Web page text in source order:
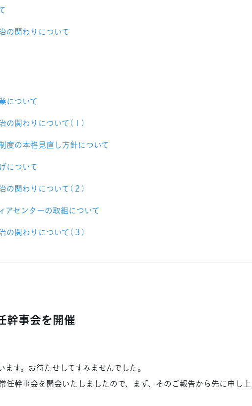
の関わりについて
について
関わりについて（１）
度の本格見直し方針について
について
関わりについて（２）
アセンターの取組について
関わりについて（３）
事会を開催
す。お待たせしてすみませんでした。
任幹事会を開会いたしましたので、まず、そのご報告から先に申し上